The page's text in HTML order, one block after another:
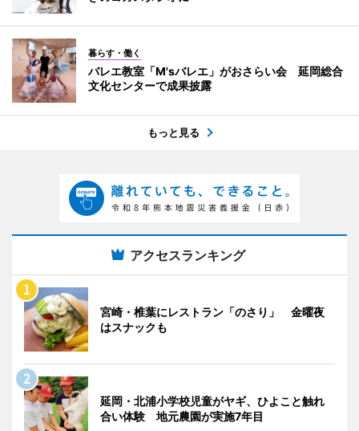
暮らす・働く
バレエ教室「M'sバレエ」がおさらい会 延岡総合
文化センターで成果披露
もっと見る
アクセスランキング
宮崎・椎葉にレストラン「のさり」 金曜夜
はスナックも
延岡・北浦小学校児童がヤギ、ひよこと触れ
合い体験 地元農園が実施7年目